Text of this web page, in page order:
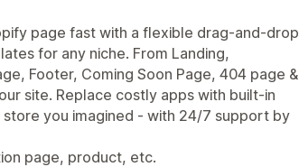
page fast with a flexible drag-and-drop
for any niche. From Landing,
Footer, Coming Soon Page, 404 page &
site. Replace costly apps with built-in
you imagined - with 24/7 support by
page, product, etc.